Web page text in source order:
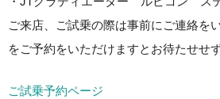
ご来店、ご試乗の際は事前にご連絡を
をご予約をいただけますとお待たせせ
ご試乗予約ページ